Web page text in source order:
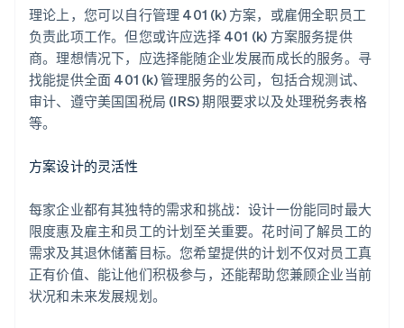
理论上，您可以自行管理 401 (k) 方案，或雇佣全职员工
负责此项工作。但您或许应选择 401 (k) 方案服务提供
商。理想情况下，应选择能随企业发展而成长的服务。寻
找能提供全面 401 (k) 管理服务的公司，包括合规测试、
审计、遵守美国国税局 (IRS) 期限要求以及处理税务表格
等。
方案设计的灵活性
每家企业都有其独特的需求和挑战：设计一份能同时最大
限度惠及雇主和员工的计划至关重要。花时间了解员工的
需求及其退休储蓄目标。您希望提供的计划不仅对员工真
正有价值、能让他们积极参与，还能帮助您兼顾企业当前
状况和未来发展规划。